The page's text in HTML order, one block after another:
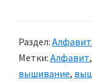
Раздел: Алфавит
Метки: Алфавит,
вышивание,